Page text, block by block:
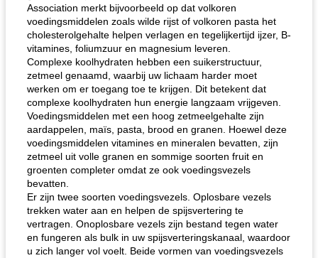
Association merkt bijvoorbeeld op dat volkoren
voedingsmiddelen zoals wilde rijst of volkoren pasta het
cholesterolgehalte helpen verlagen en tegelijkertijd ijzer, B-
vitamines, foliumzuur en magnesium leveren.
Complexe koolhydraten hebben een suikerstructuur,
zetmeel genaamd, waarbij uw lichaam harder moet
werken om er toegang toe te krijgen. Dit betekent dat
complexe koolhydraten hun energie langzaam vrijgeven.
Voedingsmiddelen met een hoog zetmeelgehalte zijn
aardappelen, maïs, pasta, brood en granen. Hoewel deze
voedingsmiddelen vitamines en mineralen bevatten, zijn
zetmeel uit volle granen en sommige soorten fruit en
groenten completer omdat ze ook voedingsvezels
bevatten.
Er zijn twee soorten voedingsvezels. Oplosbare vezels
trekken water aan en helpen de spijsvertering te
vertragen. Onoplosbare vezels zijn bestand tegen water
en fungeren als bulk in uw spijsverteringskanaal, waardoor
u zich langer vol voelt. Beide vormen van voedingsvezels